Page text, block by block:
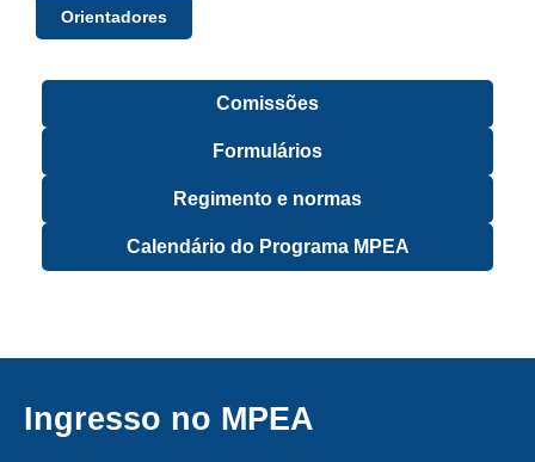
Orientadores
Comissões
Formulários
Regimento e normas
Calendário do Programa MPEA
Ingresso no MPEA